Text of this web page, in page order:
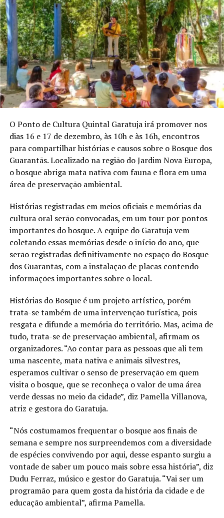
O Ponto de Cultura Quintal Garatuja irá promover nos
dias 16 e 17 de dezembro, às 10h e às 16h, encontros
para compartilhar histórias e causos sobre o Bosque dos
Guarantãs. Localizado na região do Jardim Nova Europa,
o bosque abriga mata nativa com fauna e flora em uma
área de preservação ambiental.
Histórias registradas em meios oficiais e memórias da
cultura oral serão convocadas, em um tour por pontos
importantes do bosque. A equipe do Garatuja vem
coletando essas memórias desde o início do ano, que
serão registradas definitivamente no espaço do Bosque
dos Guarantãs, com a instalação de placas contendo
informações importantes sobre o local.
Histórias do Bosque é um projeto artístico, porém
trata-se também de uma intervenção turística, pois
resgata e difunde a memória do território. Mas, acima de
tudo, trata-se de preservação ambiental, afirmam os
organizadores. “Ao contar para as pessoas que ali tem
uma nascente, mata nativa e animais silvestres,
esperamos cultivar o senso de preservação em quem
visita o bosque, que se reconheça o valor de uma área
verde dessas no meio da cidade”, diz Pamella Villanova,
atriz e gestora do Garatuja.
“Nós costumamos frequentar o bosque aos finais de
semana e sempre nos surpreendemos com a diversidade
de espécies convivendo por aqui, desse espanto surgiu a
vontade de saber um pouco mais sobre essa história”, diz
Dudu Ferraz, músico e gestor do Garatuja. “Vai ser um
programão para quem gosta da história da cidade e de
educação ambiental”, afirma Pamella.